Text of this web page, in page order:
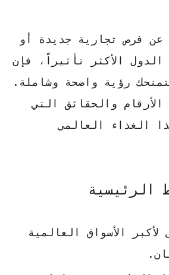
عن فرص تجارية جديدة أو
الأكثر تأثيراً، فإن
رؤية واضحة وشاملة.
الأرقام والحقائق التي
الغذاء العالمي
الرئيسية
لأكبر الأسواق العالمية